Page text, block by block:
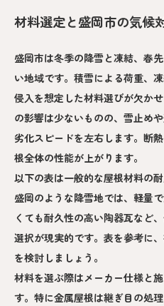
材料選定と盛岡市の気候
盛岡市は冬季の降雪と凍結、春
い地域です。積雪による荷重、
侵入を想定した材料選びが欠か
の影響は少ないものの、雪止め
劣化スピードを左右します。断
根全体の性能が上がります。
以下の表は一般的な屋根材料の
盛岡のような降雪地では、軽量
くても耐久性の高い陶器瓦など
選択が現実的です。表を参考に
を検討しましょう。
材料を選ぶ際はメーカー仕様と
す。特に金属屋根は継ぎ目の処